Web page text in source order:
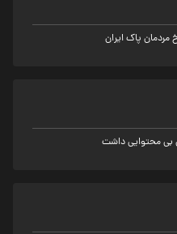
پاک ایران
بی محتوایی داشت